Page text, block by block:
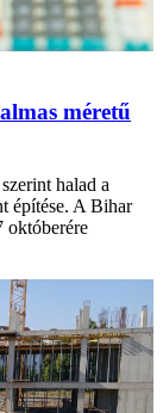
méretű
halad a
építése. A Bihar
októberére